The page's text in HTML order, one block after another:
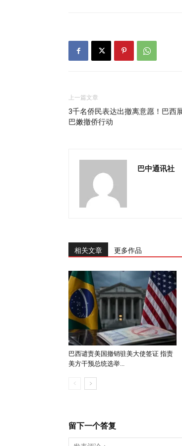
上一篇文章
3千名侨民表达出撤离意愿！巴西
巴嫩撤侨行动
巴中通讯社
相关文章 更多作品
巴西谴责美国撤销驻美大使签证 指责
美方干预总统选举...
留下一个答复